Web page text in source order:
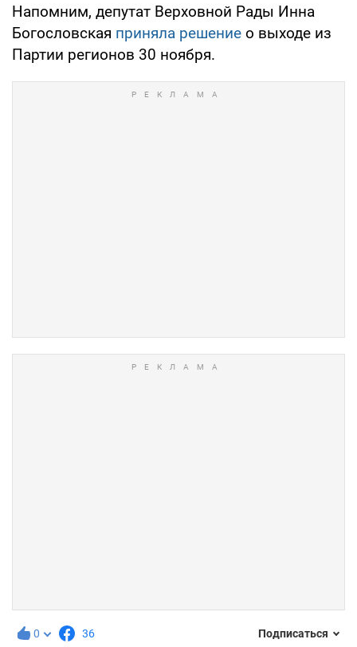
Напомним, депутат Верховной Рады Инна
Богословская приняла решение о выходе из
Партии регионов 30 ноября.
0 36 Подписаться